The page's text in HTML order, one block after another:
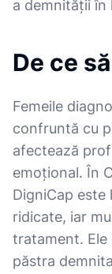
a demnității în
De ce
Femeile
confruntă cu
afectează
emoțional. În
DigniCap
ridicate, iar
tratament. Ele
păstra